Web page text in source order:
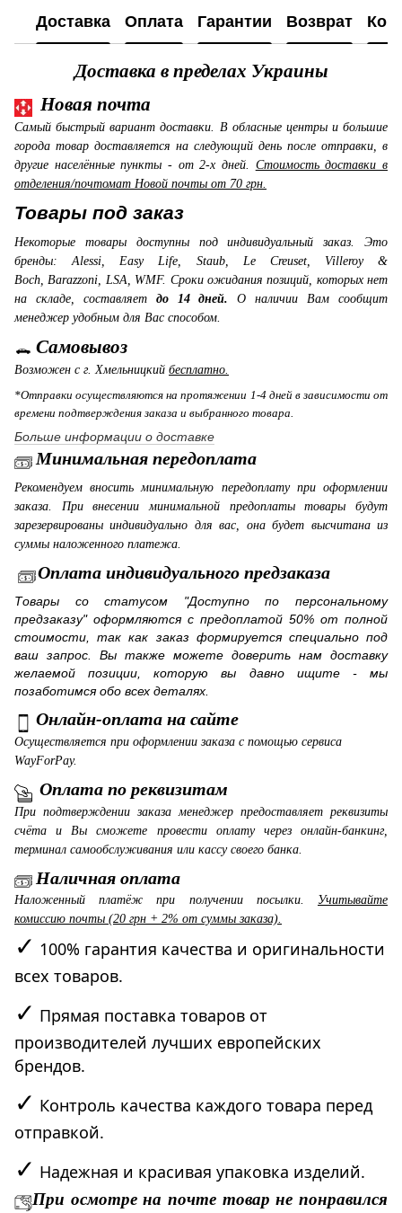
Доставка Оплата Гарантии Возврат
Доставка в пределах Украины
Новая почта
Самый быстрый вариант доставки. В обласные центры и большие
города товар доставляется на следующий день после отправки, в
другие населённые пункты - от 2-х дней. Стоимость доставки в
отделения/почтомат Новой почты от 70 грн.
Товары под заказ
Некоторые товары доступны под индивидуальный заказ. Это
бренды: Alessi, Easy Life, Staub, Le Creuset, Villeroy &
Boch, Barazzoni, LSA, WMF. Сроки ожидания позиций, которых нет
на складе, составляетдо 14 дней. О наличии Вам сообщит
менеджер удобным для Вас способом.
Самовывоз
Возможен с г. Хмельницкий бесплатно.
*Отправки осуществляются на протяжении 1-4 дней в зависимости от
времени подтверждения заказа и выбранного товара.
Больше информации о доставке
Минимальная передоплата
Рекомендуем вносить минимальную передоплату при оформлении
заказа. При внесении минимальной предоплаты товары будут
зарезервированы индивидуально для вас, она будет высчитана из
суммы наложенного платежа.
Оплата индивидуального предзаказа
Товары со статусом "Доступно по персональному
предзаказу" оформляются с предоплатой 50% от полной
стоимости, так как заказ формируется специально под
ваш запрос. Вы также можете доверить нам доставку
желаемой позиции, которую вы давно ищите - мы
позаботимся обо всех деталях.
Онлайн-оплата на сайте
Осуществляется при оформлении заказа с помощью сервиса
WayForPay.
Оплата по реквизитам
При подтверждении заказа менеджер предоставляет реквизиты
счёта и Вы сможете провести оплату через онлайн-банкинг,
терминал самообслуживания или кассу своего банка.
Наличная оплата
Наложенный платёж при получении посылки. Учитывайте
комиссию почты (20 грн + 2% от суммы заказа).
✓ 100% гарантия качества и оригинальности
всех товаров.
✓ Прямая поставка товаров от
производителей лучших европейских
брендов.
✓ Контроль качества каждого товара перед
отправкой.
✓ Надежная и красивая упаковка изделий.
При осмотре на почте товар не понравился